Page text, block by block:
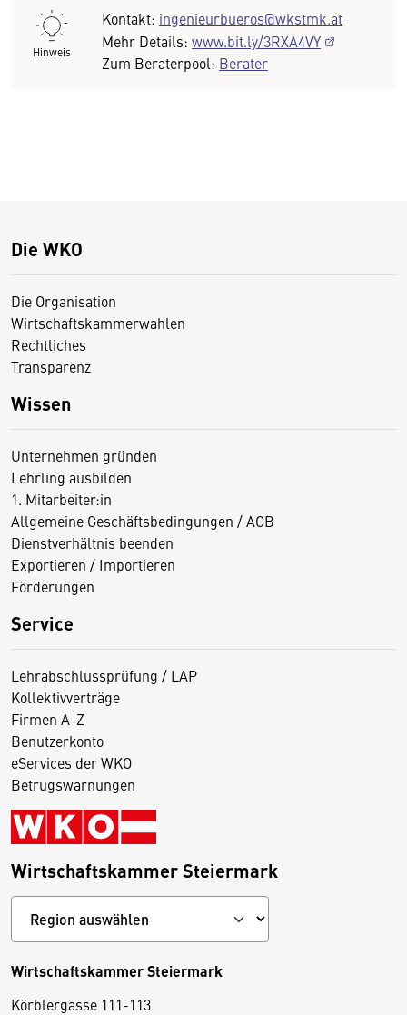
Hinweis
Kontakt: ingenieurbueros@wkstmk.at
Mehr Details: www.bit.ly/3RXA4VY
Zum Beraterpool: Berater
Die WKO
Die Organisation
Wirtschaftskammerwahlen
Rechtliches
Transparenz
Wissen
Unternehmen gründen
Lehrling ausbilden
1. Mitarbeiter:in
Allgemeine Geschäftsbedingungen / AGB
Dienstverhältnis beenden
Exportieren / Importieren
Förderungen
Service
Lehrabschlussprüfung / LAP
Kollektivverträge
Firmen A-Z
Benutzerkonto
eServices der WKO
Betrugswarnungen
Wirtschaftskammer Steiermark
Wirtschaftskammer Steiermark
Körblergasse 111-113
D